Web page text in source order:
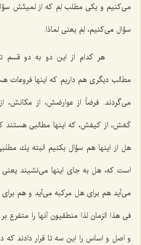
مى‌كنیم و یكى مطلب لِمَ كه از لمیتّش
سؤال مى‌كنیم، لِمَ یعنى لماذا.
هر كدام از این دو به دو قسم
مطالب دیگرى هم داریم كه اینها فروعات
مى‌گردند. فرضاً از عوارضش، از مكانش،
كَمّش، از كیفش، كه اینها مطالبى هستند
هل از اینها هم سؤال بكنیم البته یك
است كه، هل به جاى اینها مى‌نشیند
مى‌آید هم براى هل مركبه مى‌آید و هم
فى هذا الزمان لذا منطقیون آنها را متفرع
و اصل و اساس را این سه تا قرار دادند